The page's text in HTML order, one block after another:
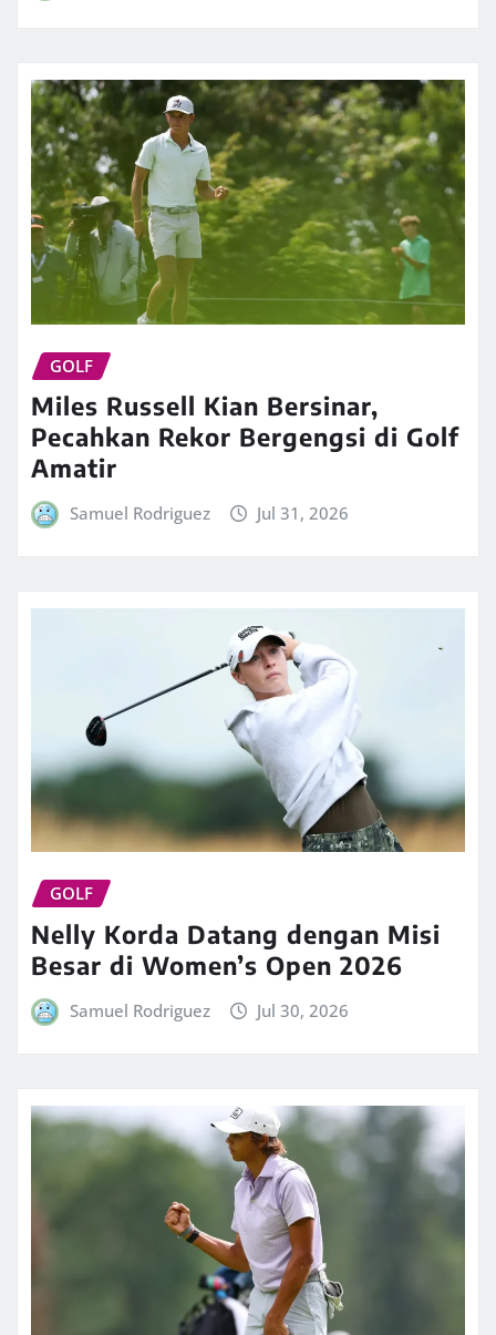
GOLF
Miles Russell Kian Bersinar,
Pecahkan Rekor Bergengsi di Golf
Amatir
Samuel Rodriguez Jul 31, 2026
GOLF
Nelly Korda Datang dengan Misi
Besar di Women’s Open 2026
Samuel Rodriguez Jul 30, 2026